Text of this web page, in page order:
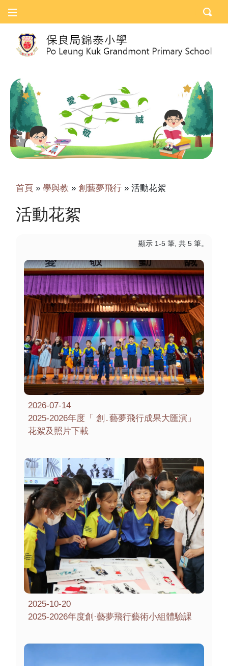
首頁 » 學與教 » 創藝夢飛行 » 活動花絮
活動花絮
顯示 1-5 筆, 共 5 筆。
2026-07-14
2025-2026年度「 創․藝夢飛行成果大匯演」
花絮及照片下載
2025-10-20
2025-2026年度創·藝夢飛行藝術小組體驗課